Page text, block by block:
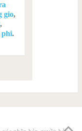
gio,
,
phi.